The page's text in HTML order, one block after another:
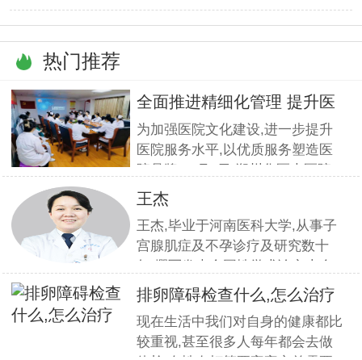
热门推荐
全面推进精细化管理 提升医
疗服
为加强医院文化建设,进一步提升
医院服务水平,以优质服务塑造医
院品牌,11月5日,郑州华医大医院
组织全员开展优质服务提升培训.
本期培训邀请到职业素养与服务设
计专家
王杰
王杰,毕业于河南医科大学,从事子
宫腺肌症及不孕诊疗及研究数十
年,撰写发表全国性学术论文十余
篇.对宫、腹腔镜等微创高科技技
术诊治子宫腺肌症、石女、子宫肌
瘤、女性不孕等妇科疑难杂症有一
套成熟完整的方案,深得患者好评!
排卵障碍检查什么,怎么治疗
现在生活中我们对自身的健康都比
较重视,甚至很多人每年都会去做